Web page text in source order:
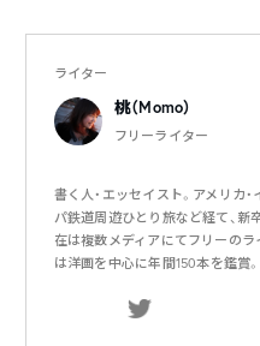
ライター
桃（Momo）
フリーライター
書く人・エッセイスト。アメリカ
パ鉄道周遊ひとり旅など経て、新
在は複数メディアにてフリーのラ
は洋画を中心に年間150本を鑑賞